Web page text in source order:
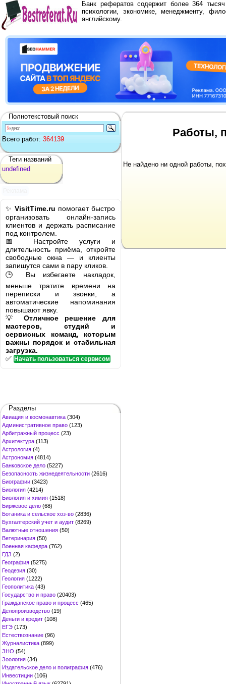
Банк рефератов содержит более 364
психологии, экономике, менеджменту,
английскому.
Полнотекстовый поиск
Всего работ: 364139
Теги названий
undefined
✨ VisitTime.ru помогает быстро
организовать онлайн-запись
клиентов и держать расписание
под контролем.
📅 Настройте услуги и
длительность приёма, откройте
свободные окна — и клиенты
запишутся сами в пару кликов.
🕒 Вы избегаете накладок,
меньше тратите времени на
переписки и звонки, а
автоматические напоминания
повышают явку.
💡 Отличное решение для
мастеров, студий и
сервисных команд, которым
важны порядок и стабильная
загрузка.
✅ Начать пользоваться сервисом
Разделы
Авиация и космонавтика (304)
Административное право (123)
Арбитражный процесс (23)
Архитектура (113)
Астрология (4)
Астрономия (4814)
Банковское дело (5227)
Безопасность жизнедеятельности (2616)
Биографии (3423)
Биология (4214)
Биология и химия (1518)
Биржевое дело (68)
Ботаника и сельское хоз-во (2836)
Бухгалтерский учет и аудит (8269)
Валютные отношения (50)
Ветеринария (50)
Военная кафедра (762)
ГДЗ (2)
География (5275)
Геодезия (30)
Геология (1222)
Геополитика (43)
Государство и право (20403)
Гражданское право и процесс (465)
Делопроизводство (19)
Деньги и кредит (108)
ЕГЭ (173)
Естествознание (96)
Журналистика (899)
ЗНО (54)
Зоология (34)
Издательское дело и полиграфия (476)
Инвестиции (106)
Работы,
Не найдено ни одной работы,